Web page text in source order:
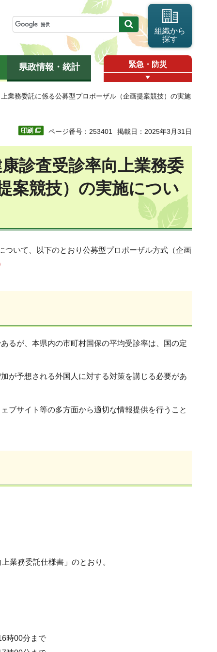
組織から
探す
県政情報・統計 緊急・防災
業務委託に係る公募型プロポーザル（企画提案競技）の実施
ページ番号：253401 掲載日：2025年3月31日
診査受診率向上業務委
案競技）の実施につい
いて、以下のとおり公募型プロポーザル方式（企画
るが、本県内の市町村国保の平均受診率は、国の定
が予想される外国人に対する対策を講じる必要があ
ブサイト等の多方面から適切な情報提供を行うこと
業務委託仕様書」のとおり。
時00分まで